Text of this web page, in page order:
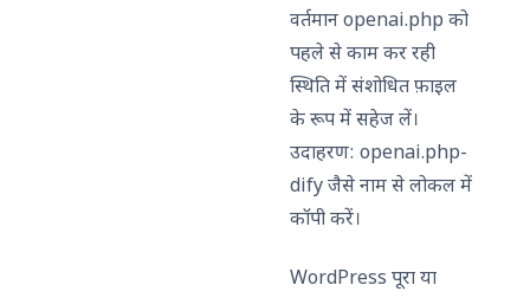
वर्तमान openai.php को
पहले से काम कर रही
स्थिति में संशोधित फ़ाइल
के रूप में सहेज लें।
उदाहरण: openai.php-
dify जैसे नाम से लोकल में
कॉपी करें।
WordPress पूरा या